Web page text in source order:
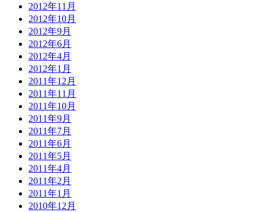
2012年11月
2012年10月
2012年9月
2012年6月
2012年4月
2012年1月
2011年12月
2011年11月
2011年10月
2011年9月
2011年7月
2011年6月
2011年5月
2011年4月
2011年2月
2011年1月
2010年12月